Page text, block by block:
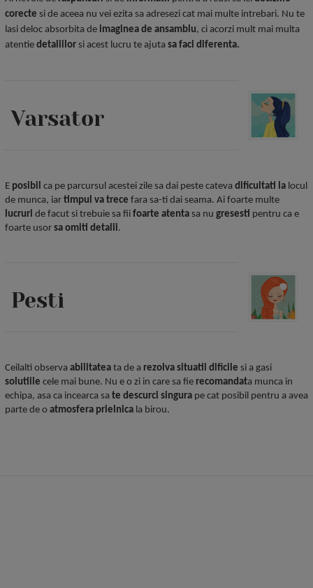
corecte si de aceea nu vei ezita sa adresezi cat mai multe intrebari. Nu te
lasi deloc absorbita de imaginea de ansamblu, ci acorzi mult mai multa
atentie detaliilor si acest lucru te ajuta sa faci diferenta.
Varsator
E posibil ca pe parcursul acestei zile sa dai peste cateva dificultati la locul
de munca, iar timpul va trece fara sa-ti dai seama. Ai foarte multe
lucruri de facut si trebuie sa fii foarte atenta sa nu gresesti pentru ca e
foarte usor sa omiti detalii.
Pesti
Ceilalti observa abilitatea ta de a rezolva situatii dificile si a gasi
solutiile cele mai bune. Nu e o zi in care sa fie recomandata munca in
echipa, asa ca incearca sa te descurci singura pe cat posibil pentru a avea
parte de o atmosfera prielnica la birou.